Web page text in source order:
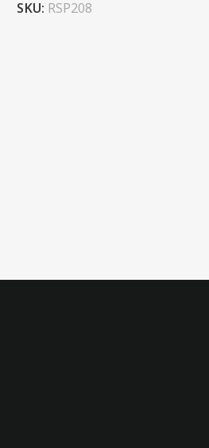
SKU: RSP208